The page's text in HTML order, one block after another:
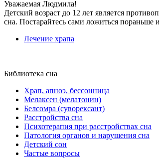
Уважаемая Людмила!
Детский возраст до 12 лет является
сна. Постарайтесь сами ложиться пораньше
Лечение храпа
Библиотека сна
Храп, апноэ, бессонница
Мелаксен (мелатонин)
Белсомра (суворексант)
Расстройства сна
Психотерапия при расстройствах сна
Патология органов и нарушения сна
Детский сон
Частые вопросы